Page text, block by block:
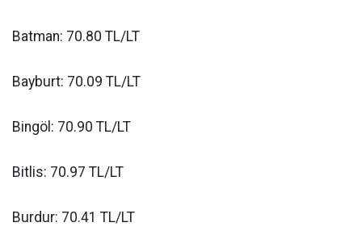
Batman: 70.80 TL/LT
Bayburt: 70.09 TL/LT
Bingöl: 70.90 TL/LT
Bitlis: 70.97 TL/LT
Burdur: 70.41 TL/LT